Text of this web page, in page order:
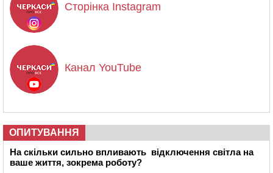
Сторінка Instagram
Канал YouTube
ОПИТУВАННЯ
На скільки сильно впливають відключення світла на
ваше життя, зокрема роботу?